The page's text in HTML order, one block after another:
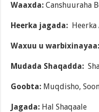
Waaxda:Canshuuraha
Heerka jagada: Heerka
Waxuu u warbixinayaa:
Mudada Shaqadda:
Goobta: Muqdisho,
Jagada: Hal Shaqaale